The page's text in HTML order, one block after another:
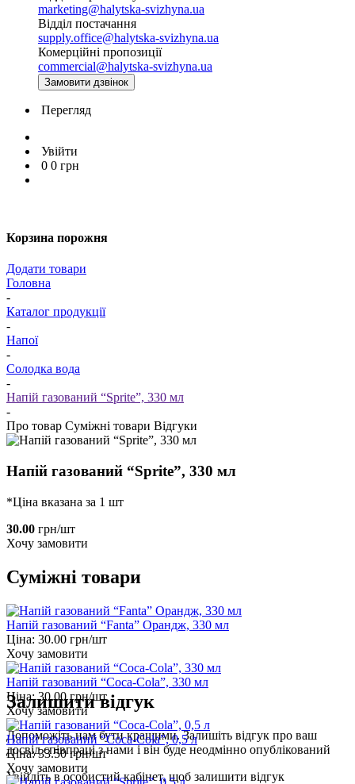
marketing@halytska-svizhyna.ua
Відділ постачання
supply.office@halytska-svizhyna.ua
Комерційні пропозиції
commercial@halytska-svizhyna.ua
Замовити дзвінок
Перегляд
Увійти
0 0 грн
Корзина порожня
Додати товари
Головна
-
Каталог продукції
-
Напої
-
Солодка вода
-
Напій газований “Sprite”, 330 мл
-
Про товар Суміжні товари Відгуки
Напій газований “Sprite”, 330 мл
*Ціна вказана за 1 шт
30.00 грн/шт
Хочу замовити
Суміжні товари
Напій газований “Fanta” Орандж, 330 мл
Ціна: 30.00 грн/шт
Хочу замовити
Напій газований “Coca-Cola”, 330 мл
Ціна:30.00 грн/шт
Хочу замовити
Напій газований “Coca-Cola”, 0,5 л
Ціна:33.50 грн/шт
Хочу замовити
Залишити відгук
Допоможіть нам бути кращими. Залишіть відгук про ваш
досвід співпраці з нами і він буде неодмінно опублікований
Увійдітьв особистий кабінет, щоб залишити відгук